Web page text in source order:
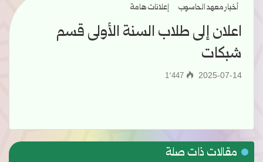
أخبار معهد الحاسوب إعلانات هامة
اعلان إلى طلاب السنة الأولى قسم
شبكات
2025-07-14
مقالات ذات صلة